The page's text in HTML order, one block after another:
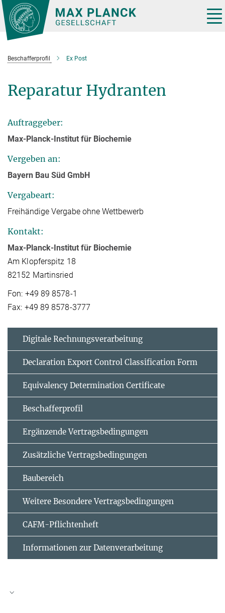
Hauptinhalt
Beschafferprofil Ex Post
Reparatur Hydranten
Auftraggeber:
Max-Planck-Institut für Biochemie
Vergeben an:
Bayern Bau Süd GmbH
Vergabeart:
Freihändige Vergabe ohne Wettbewerb
Kontakt:
Max-Planck-Institut für Biochemie
Am Klopferspitz 18
82152 Martinsried
Fon: +49 89 8578-1
Fax: +49 89 8578-3777
Digitale Rechnungsverarbeitung
Declaration Export Control Classification Form
Equivalency Determination Certificate
Beschafferprofil
Ergänzende Vertrags­bedingungen
Zusätzliche Vertrags­bedingungen
Baubereich
Weitere Besondere Vertragsbedingungen
CAFM-Pflichtenheft
Informationen zur Datenverarbeitung